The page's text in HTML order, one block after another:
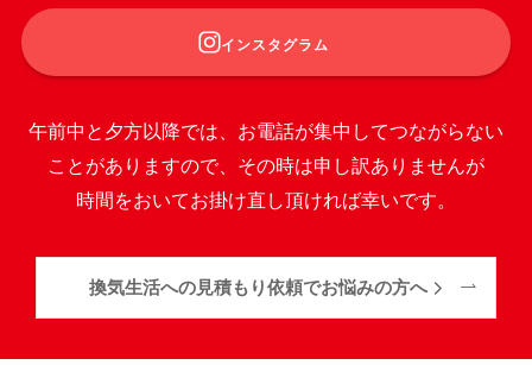
インスタグラム
午前中と夕方以降では、お電話が集中してつながらない
ことがありますので、その時は申し訳ありませんが
時間をおいてお掛け直し頂ければ幸いです。
換気生活への見積もり依頼でお悩みの方へ